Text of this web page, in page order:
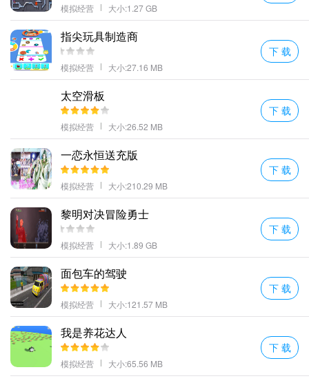
不仅可以为客舱进行建造升级还有更多的娱乐项目和各类服务宣传
等待着你去策划宣传试着吸引更多的客人。
定期维修和升级：定期对游轮进行维修和升级是确保游轮良好运营
的关键。在合适的时间和预算范围内进行船舶维修确保游轮的安全
自由设计船上的布局打造一艘奢华亮丽的客轮吧。
提高满意度和口碑：确保游客的满意度是游轮经营中的关键目标。
解决游客的问题和投诉提供优质的服务以提高他们的满意度和留下
良好的口碑。
解锁不同的游艇这能让你更加真实的去完成当前的所有游戏玩法。
更多好玩的手游，请持续关注顺发游戏网
模拟经营 大小:1.27 GB
指尖玩具制造商
模拟经营 大小:27.16 MB
下 载
太空滑板
模拟经营 大小:26.52 MB
下 载
一恋永恒送充版
模拟经营 大小:210.29 MB
下 载
黎明对决冒险勇士
模拟经营 大小:1.89 GB
下 载
面包车的驾驶
模拟经营 大小:121.57 MB
下 载
我是养花达人
模拟经营 大小:65.56 MB
下 载